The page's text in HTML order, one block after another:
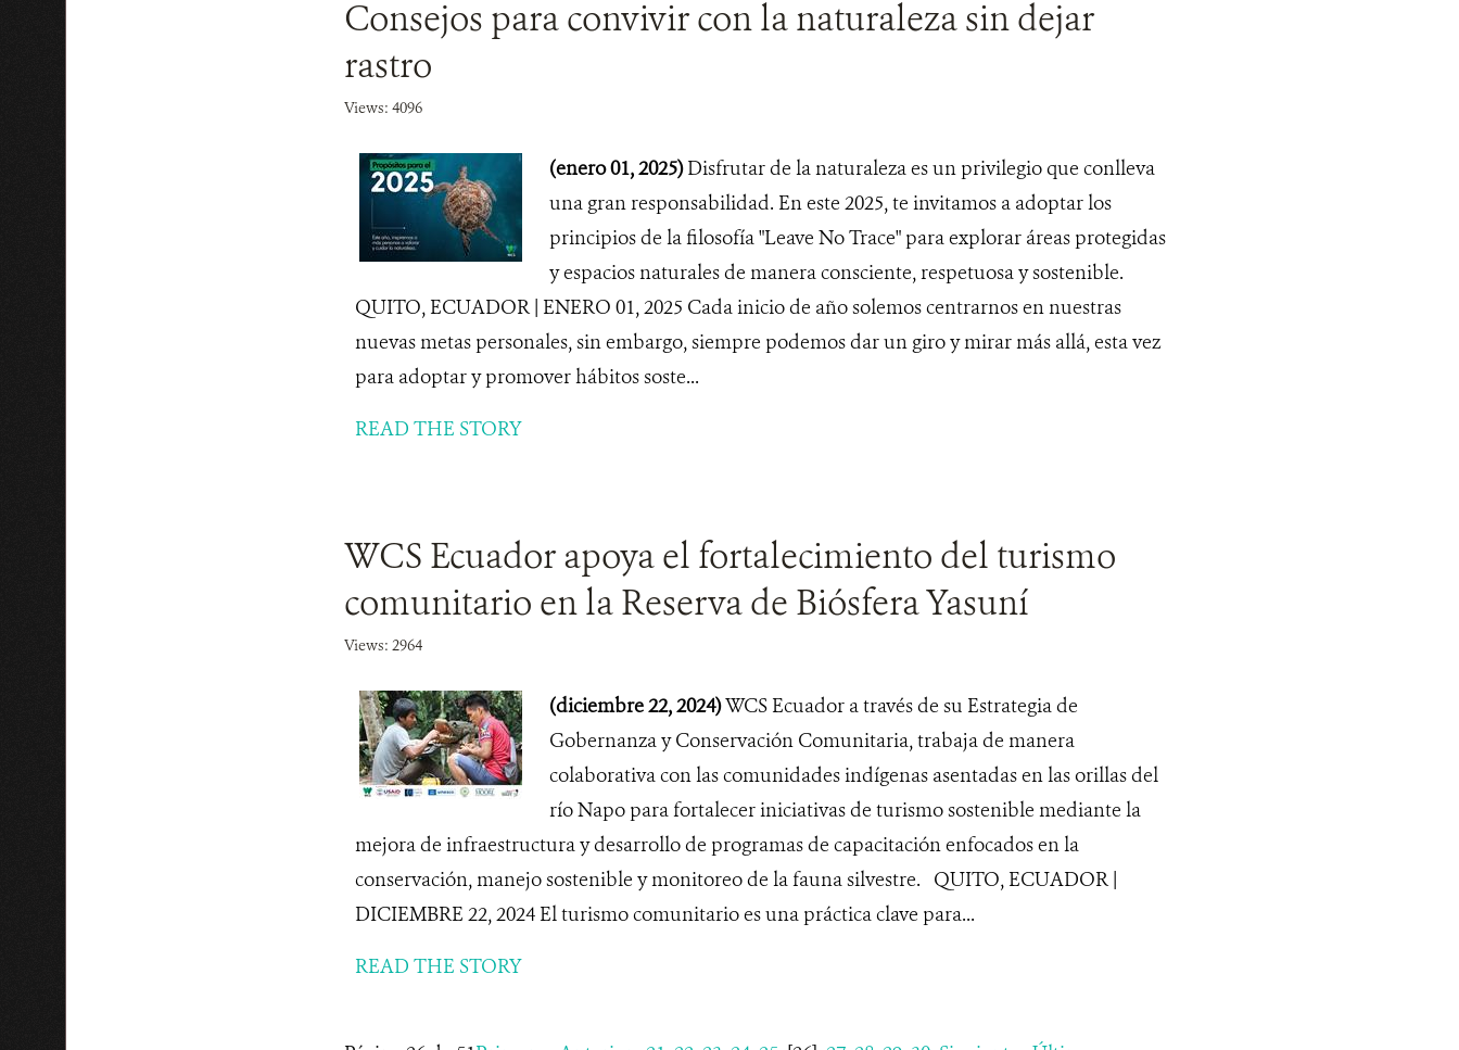
Consejos para convivir con la naturaleza sin dejar
rastro
Views: 4096
(enero 01, 2025)Disfrutar de la naturaleza es un privilegio que conlleva
una gran responsabilidad. En este 2025, te invitamos a adoptar los
principios de la filosofía "Leave No Trace" para explorar áreas protegidas
y espacios naturales de manera consciente, respetuosa y sostenible.
QUITO, ECUADOR | ENERO 01, 2025 Cada inicio de año solemos centrarnos en nuestras
nuevas metas personales, sin embargo, siempre podemos dar un giro y mirar más allá, esta vez
para adoptar y promover hábitos soste...
READ THE STORY
WCS Ecuador apoya el fortalecimiento del turismo
comunitario en la Reserva de Biósfera Yasuní
Views: 2964
(diciembre 22, 2024)WCS Ecuador a través de su Estrategia de
Gobernanza y Conservación Comunitaria, trabaja de manera
colaborativa con las comunidades indígenas asentadas en las orillas del
río Napo para fortalecer iniciativas de turismo sostenible mediante la
mejora de infraestructura y desarrollo de programas de capacitación enfocados en la
conservación, manejo sostenible y monitoreo de la fauna silvestre. QUITO, ECUADOR |
DICIEMBRE 22, 2024 El turismo comunitario es una práctica clave para...
READ THE STORY